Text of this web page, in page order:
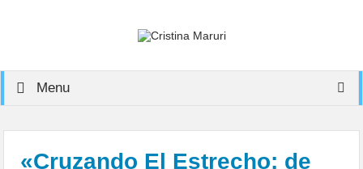
Menu
«Cruzando El Estrecho: de